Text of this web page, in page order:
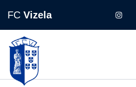
FC Vizela